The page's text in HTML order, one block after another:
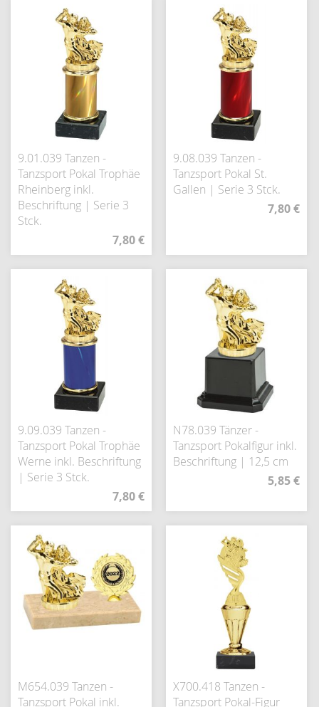
9.01.039 Tanzen -
Tanzsport Pokal Trophäe
Rheinberg inkl.
Beschriftung | Serie 3
Stck.
7,80 €
9.08.039 Tanzen -
Tanzsport Pokal St.
Gallen | Serie 3 Stck.
7,80 €
9.09.039 Tanzen -
Tanzsport Pokal Trophäe
Werne inkl. Beschriftung
| Serie 3 Stck.
7,80 €
N78.039 Tänzer -
Tanzsport Pokalfigur inkl.
Beschriftung | 12,5 cm
5,85 €
M654.039 Tanzen -
Tanzsport Pokal inkl.
X700.418 Tanzen -
Tanzsport Pokal-Figur